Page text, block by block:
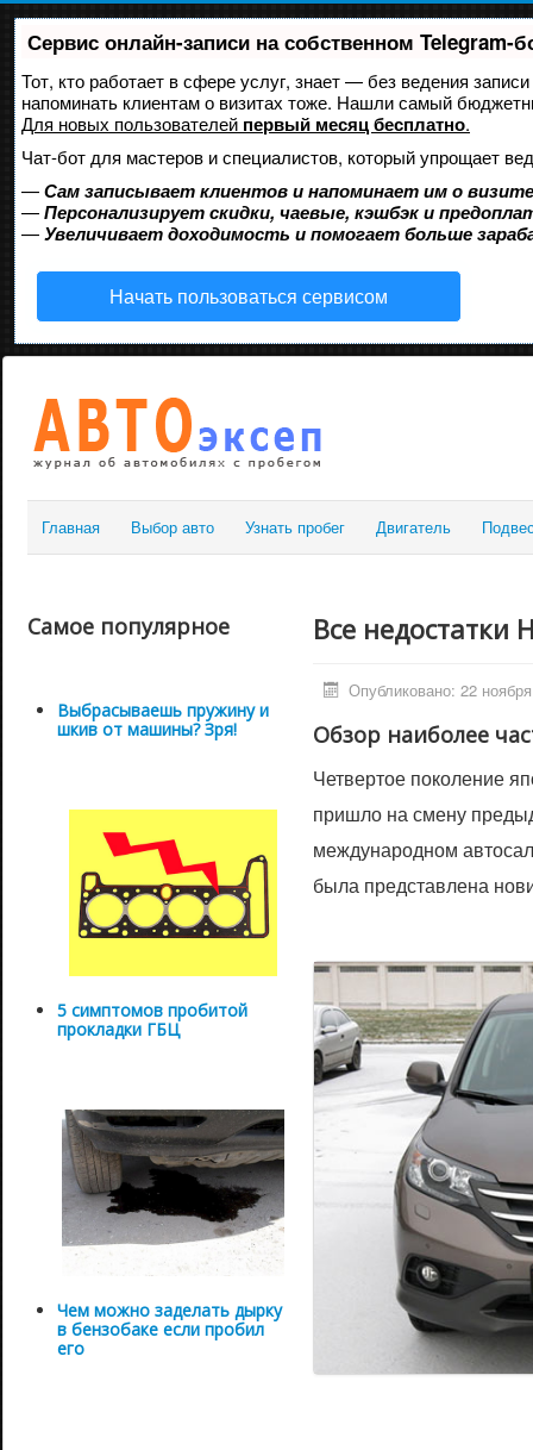
Сервис онлайн-записи на собственном Telegram-
Тот, кто работает в сфере услуг, знает — без ведения
напоминать клиентам о визитах тоже. Нашли самый
Для новых пользователей первый месяц бесплатно.
Чат-бот для мастеров и специалистов, который упрощает
—Сам записывает клиентов и напоминает им о
—Персонализирует скидки, чаевые, кэшбэк и
—Увеличивает доходимость и помогает больше
Начать пользоваться сервисом
Главная Выбор авто Узнать пробег Двигатель
Самое популярное
Выбрасываешь пружину и
шкив от машины? Зря!
5 симптомов пробитой
прокладки ГБЦ
Чем можно заделать дырку
в бензобаке если пробил
его
Все недостатки
Опубликовано: 22
Обзор наиболее
Четвертое поколение
пришло на смену
международном
была представлена